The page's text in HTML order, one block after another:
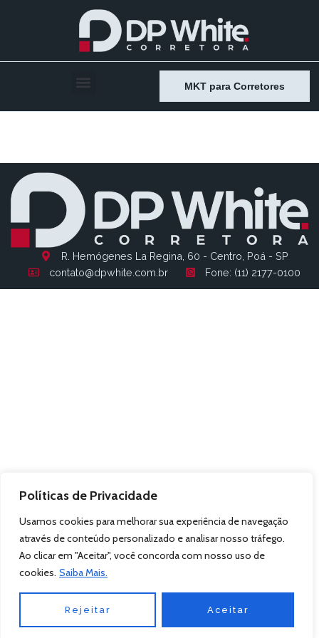
Políticas de Privacidade
Usamos cookies para melhorar sua experiência de navegação
através de conteúdo personalizado e analisar nosso tráfego.
Ao clicar em "Aceitar", você concorda com nosso uso de
cookies. Saiba Mais.
Rejeitar Aceitar
MKT para Corretores
R. Hemógenes La Regina, 60 - Centro, Poá - SP
contato@dpwhite.com.br
Fone: (11) 2177-0100